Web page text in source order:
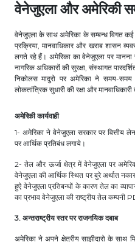
वेनेजुएला और अमेरिकी
वेनेजुएला के साथ अमेरिका के सम्बन्ध विगत कई
प्रक्रिया, मानवाधिकार और खराब शासन
लगते रहे हैं। अमेरिका का वेनेजुएला पर मानना
नागरिक अधिकारों की सुरक्षा, संस्थागत
निकोलस मादुरो पर अमेरिका ने समय-समय
लोकतांत्रिक सुधारी की रक्षा और मानवाधिकारी
अमेरिकी कार्यवाही
1- अमेरिका ने वेनेजुएला सरकार पर वित्तीय
पर आर्थिक प्रतिबंध लगाये।
2- तेल और ऊर्जा क्षेत्र में वेनेजुएला पर
वेनेजुएला की आर्थिक स्थित पर बुरे अर्थात
हुऐ वेनेजुएला प्रतिबन्धों के कारण तेल का
का प्रभाव वेनेजुएला की राष्ट्रीय तेल कम्पनी
3. अन्तराष्ट्रीय स्तर पर राजनयिक दबाब
अमेरिका ने अपने क्षेत्रीय साझीदारो के साथ